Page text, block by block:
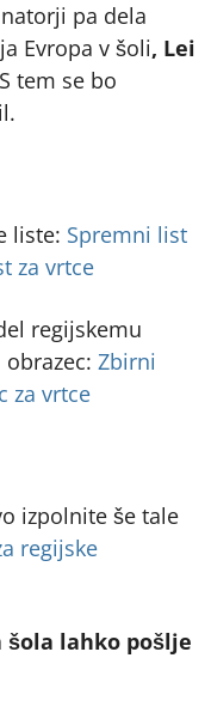
pa dela
Evropa v šoli, Lei
S tem se bo
liste: Spremni list
zavihku
za vrtce
regijskemu
Zbirni
za vrtce
izpolnite še tale
regijske
lahko pošlje